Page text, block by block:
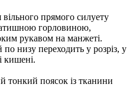
прямого силуету
горловиною,
рукавом на манжеті.
низу переходить у розріз, у
кишені.
тонкий поясок із тканини